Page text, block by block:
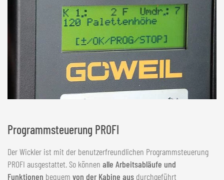
Programmsteuerung PROFI
Der Wickler ist mit der benutzerfreundlichen Programmsteuerung
PROFI ausgestattet. So können alle Arbeitsabläufe und
Funktionen bequem von der Kabine aus durchgeführt